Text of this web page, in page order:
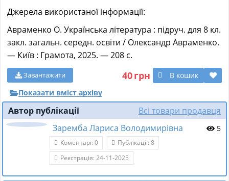
Джерела використаної інформації:
Авраменко О. Українська література : підруч. для 8 кл.
закл. загальн. середн. освіти / Олександр Авраменко.
— Київ : Грамота, 2025. — 208 с.
40грн В кошик
Завантажити
Показати вміст архіву
Автор публікації
Всі товари продавця
Заремба Лариса Володимирівна
5
Коментарі: 0
Публікації: 8
Реєстрація: 24-11-2025